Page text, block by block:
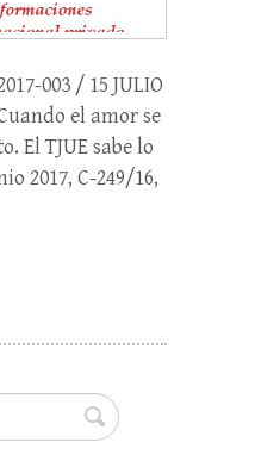
003 / 15 JULIO
el amor se
El TJUE sabe lo
2017, C-249/16,